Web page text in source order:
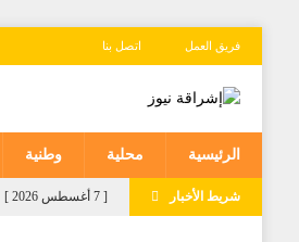
فريق العمل اتصل بنا
الرئيسية محلية وطنية
شريط الأخبار [ 7 أغسطس 2026 ]